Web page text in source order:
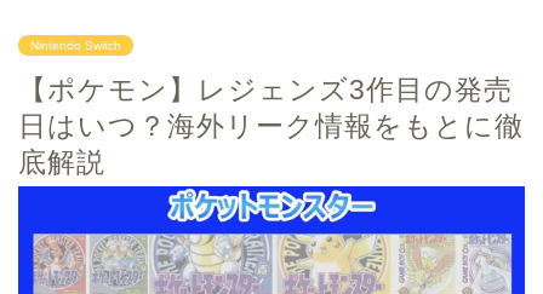
Nintendo Switch
【ポケモン】レジェンズ3作目の発売
日はいつ？海外リーク情報をもとに徹
底解説